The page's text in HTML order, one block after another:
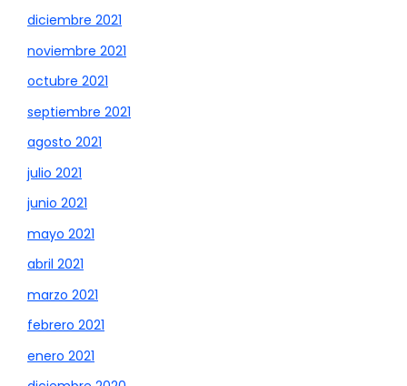
diciembre 2021
noviembre 2021
octubre 2021
septiembre 2021
agosto 2021
julio 2021
junio 2021
mayo 2021
abril 2021
marzo 2021
febrero 2021
enero 2021